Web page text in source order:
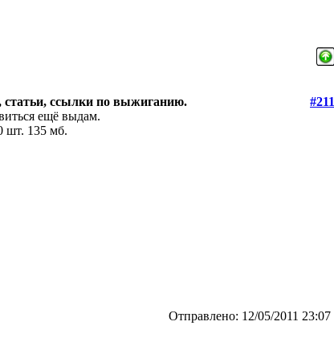
ссылки по выжиганию.
#211
ещё выдам.
шт. 135 мб.
Отправлено: 12/05/2011 23:07